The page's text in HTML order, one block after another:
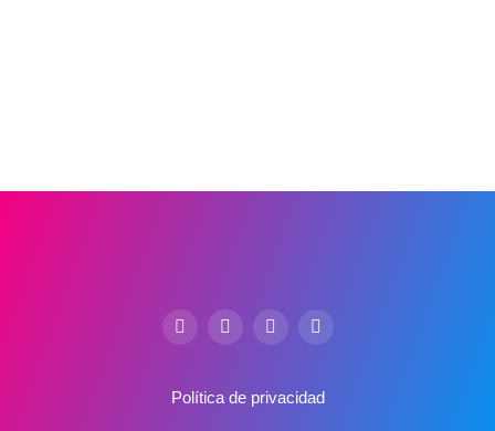
Política de privacidad